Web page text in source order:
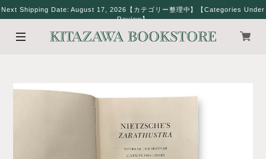
Next Shipping Date: August 17, 2026【カテゴリー整理中】【Categories Under
Review】